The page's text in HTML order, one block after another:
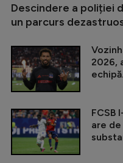
Descindere a poliției
un parcurs
2026,
FCSB
are